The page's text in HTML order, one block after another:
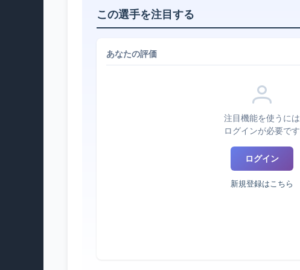
この選手を注目する
あなたの評価
注目機能を使うには
ログインが必要です
ログイン
新規登録はこちら